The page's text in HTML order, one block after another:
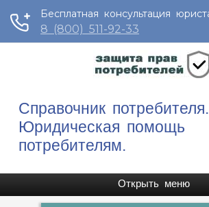
Справочник потребителя.
Юридическая помощь
потребителям.